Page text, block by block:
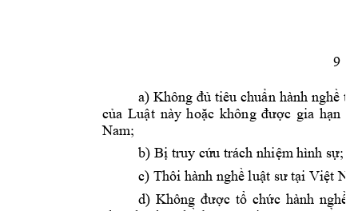
9
a) Không đủ tiêu chuẩn hành nghề
của Luật này hoặc không được gia hạn
Nam;
b) Bị truy cứu trách nhiệm hình sự;
c) Thôi hành nghề luật sư tại Việt
d) Không được tổ chức hành nghề